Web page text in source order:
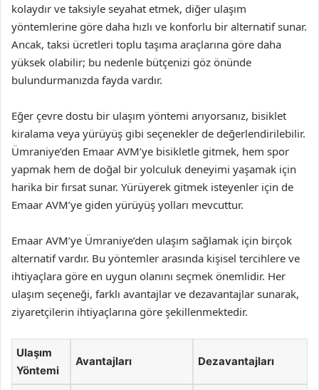
kolaydır ve taksiyle seyahat etmek, diğer ulaşım
yöntemlerine göre daha hızlı ve konforlu bir alternatif sunar.
Ancak, taksi ücretleri toplu taşıma araçlarına göre daha
yüksek olabilir; bu nedenle bütçenizi göz önünde
bulundurmanızda fayda vardır.
Eğer çevre dostu bir ulaşım yöntemi arıyorsanız, bisiklet
kiralama veya yürüyüş gibi seçenekler de değerlendirilebilir.
Ümraniye’den Emaar AVM’ye bisikletle gitmek, hem spor
yapmak hem de doğal bir yolculuk deneyimi yaşamak için
harika bir fırsat sunar. Yürüyerek gitmek isteyenler için de
Emaar AVM’ye giden yürüyüş yolları mevcuttur.
Emaar AVM’ye Ümraniye’den ulaşım sağlamak için birçok
alternatif vardır. Bu yöntemler arasında kişisel tercihlere ve
ihtiyaçlara göre en uygun olanını seçmek önemlidir. Her
ulaşım seçeneği, farklı avantajlar ve dezavantajlar sunarak,
ziyaretçilerin ihtiyaçlarına göre şekillenmektedir.
Ulaşım
Yöntemi
Avantajları Dezavantajları